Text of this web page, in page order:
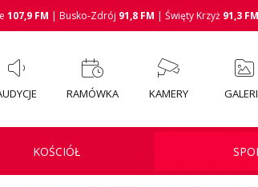
107,9 FM | Busko-Zdrój 91,8 FM | Święty Krzyż 91,3 FM
RAMÓWKA KAMERY
KOŚCIÓŁ